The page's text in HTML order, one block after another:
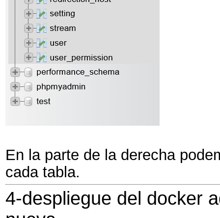
En la parte de la derecha
cada tabla.
4-despliegue del docker